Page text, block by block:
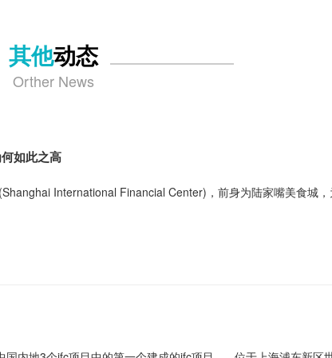
其他动态
Orther News
如此之高
International Financial Center)，前身为陆家嘴美食城